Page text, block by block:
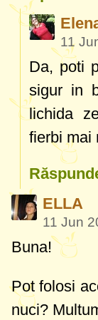
11
Da, poti
sigur in
lichida
fierbi mai
ELLA
11 Jun
Buna!
Pot folosi
nuci?